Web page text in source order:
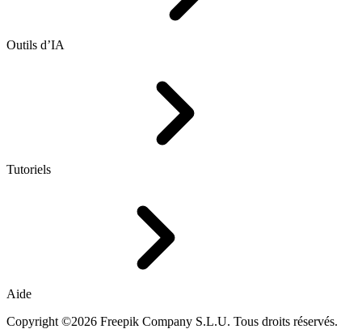
Outils d’IA
Tutoriels
Aide
Copyright ©2026 Freepik Company S.L.U. Tous droits réservés.